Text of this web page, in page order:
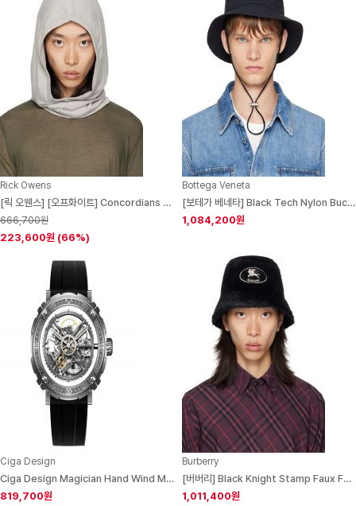
Rick Owens
[릭 오웬스] [오프화이트] Concordians Knit Hood 252232M138022
666,700원
223,600원 (66%)
Bottega Veneta
[보테가 베네타] Black Tech Nylon Bucket Hat 252798M140001
1,084,200원
Ciga Design
Ciga Design Magician Hand Wind Mens Watch
819,700원
Burberry
[버버리] Black Knight Stamp Faux Fur Bucket Hat 252376M140007
1,011,400원